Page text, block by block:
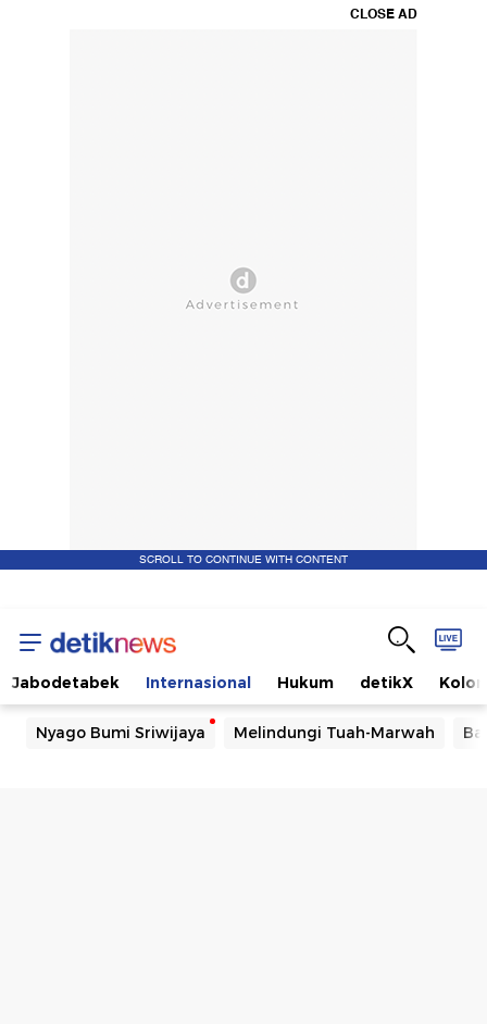
CLOSE AD
SCROLL TO CONTINUE WITH CONTENT
Jabodetabek Internasional Hukum detikX
Nyago Bumi Sriwijaya Melindungi Tuah-Marwah